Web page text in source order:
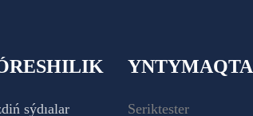
sýdıalar
Seriktester